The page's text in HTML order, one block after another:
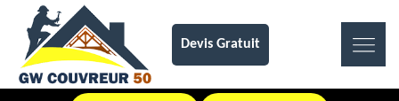
Devis Gratuit